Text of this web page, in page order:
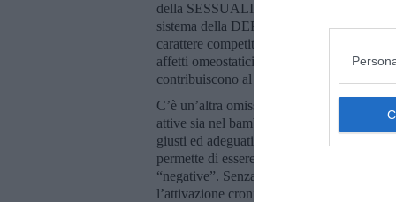
della SESSUALITA’ si unisce al sistema
sistema della DEPRESSIONE diventa il
carattere competitivo per acquisire
affetti omeostatici (che comportano la
contribuiscono al riconnettersi al “qui e
C’è un’altra omissione nella visione di
attive sia nel bambino, sia in tutti gli adulti
giusti ed adeguati confini nelle relazioni
permette di essere “influenzati” dalle
“negative”. Senza un giusto confine,
l’attivazione cronica del sistema della